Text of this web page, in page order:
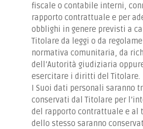
fiscale o contabile interni,
rapporto contrattuale e per
obblighi in genere previsti a
Titolare da leggi o da
normativa comunitaria, da
dell’Autorità giudiziaria
esercitare i diritti del Titolare.
I Suoi dati personali saranno
conservati dal Titolare per
del rapporto contrattuale e al
dello stesso saranno